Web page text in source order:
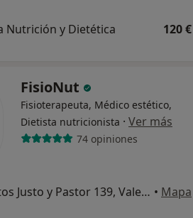
Nutrición y Dietética 120 €
FisioNut
Fisioterapeuta, Médico estético,
Dietista nutricionista · Ver más
74 opiniones
C. de los Santos Justo y Pastor 139, Valencia • Mapa